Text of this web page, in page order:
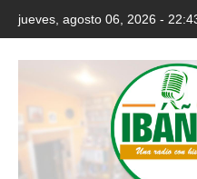
jueves, agosto 06, 2026 -